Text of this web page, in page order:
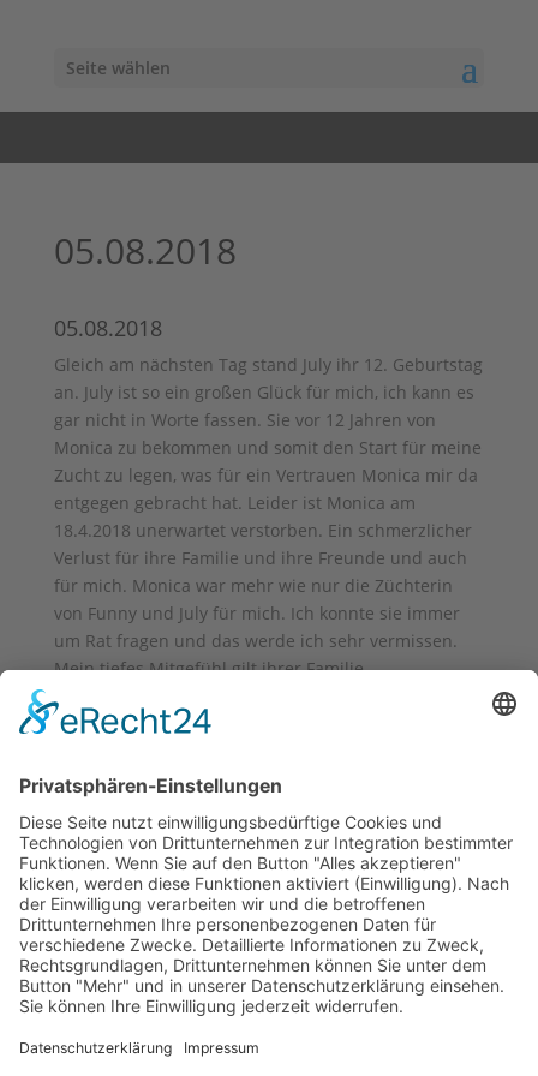
Seite wählen
05.08.2018
05.08.2018
Gleich am nächsten Tag stand July ihr 12. Geburtstag
an. July ist so ein großen Glück für mich, ich kann es
gar nicht in Worte fassen. Sie vor 12 Jahren von
Monica zu bekommen und somit den Start für meine
Zucht zu legen, was für ein Vertrauen Monica mir da
entgegen gebracht hat. Leider ist Monica am
18.4.2018 unerwartet verstorben. Ein schmerzlicher
Verlust für ihre Familie und ihre Freunde und auch
für mich. Monica war mehr wie nur die Züchterin
von Funny und July für mich. Ich konnte sie immer
um Rat fragen und das werde ich sehr vermissen.
Mein tiefes Mitgefühl gilt ihrer Familie.
Für immer trage ich sie voller Dankbarkeit und Liebe
in meinem Herzen…
Am 3.8. 18 haben wir Deep’s 8. Geburtstag gefeiert.
Ein anstrengendes Jahr liegt hinter ihm und dank
meiner THP Meike Voss geht es ihm wieder gut.
Jetzt freue ich mich auf viel tolle Jahre mit meinen so
besonderen Herzbuben.